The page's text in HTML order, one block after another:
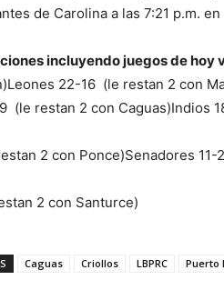
de Carolina a las 7:21 p.m.
incluyendo juegos de hoy
22-16 (le restan 2 con
(le restan 2 con Caguas)Indios
2 con Ponce)Senadores 11-
2 con Santurce)
Caguas Criollos LBPRC Puerto